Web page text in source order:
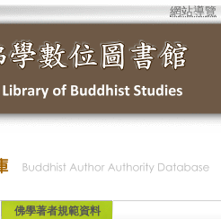
網站導覽
佛學著者規範資料